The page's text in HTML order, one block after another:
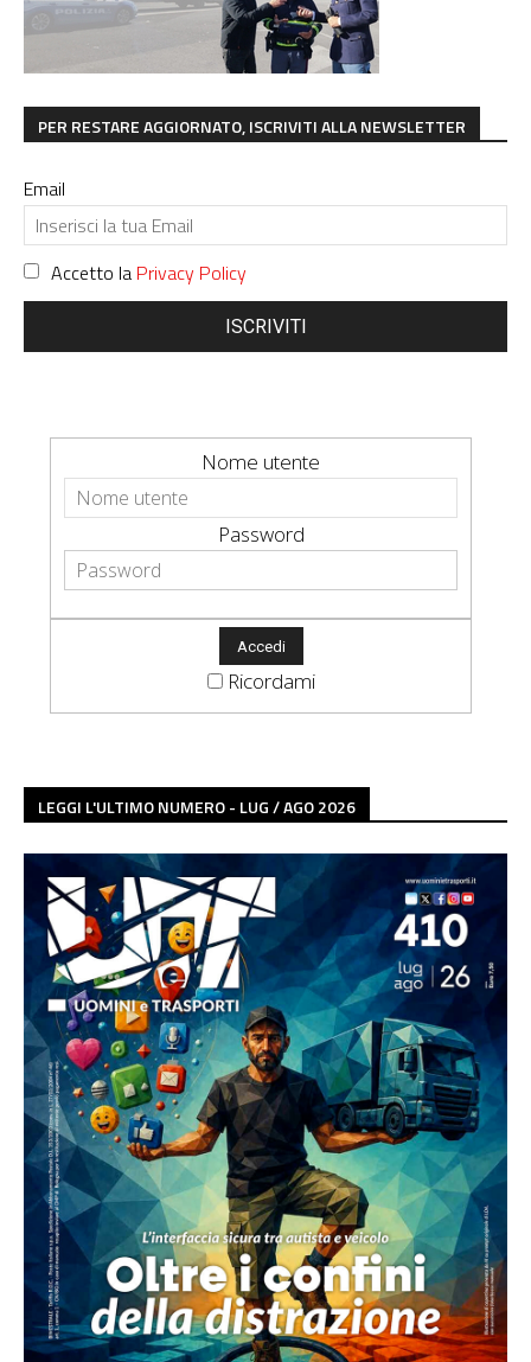
PER RESTARE AGGIORNATO, ISCRIVITI ALLA NEWSLETTER
Email
Accetto la Privacy Policy
ISCRIVITI
Nome utente
Password
Ricordami
LEGGI L'ULTIMO NUMERO - LUG / AGO 2026